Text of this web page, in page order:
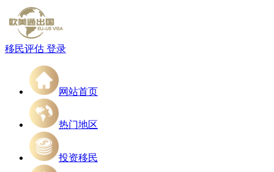
移民评估 登录
网站首页
热门地区
投资移民